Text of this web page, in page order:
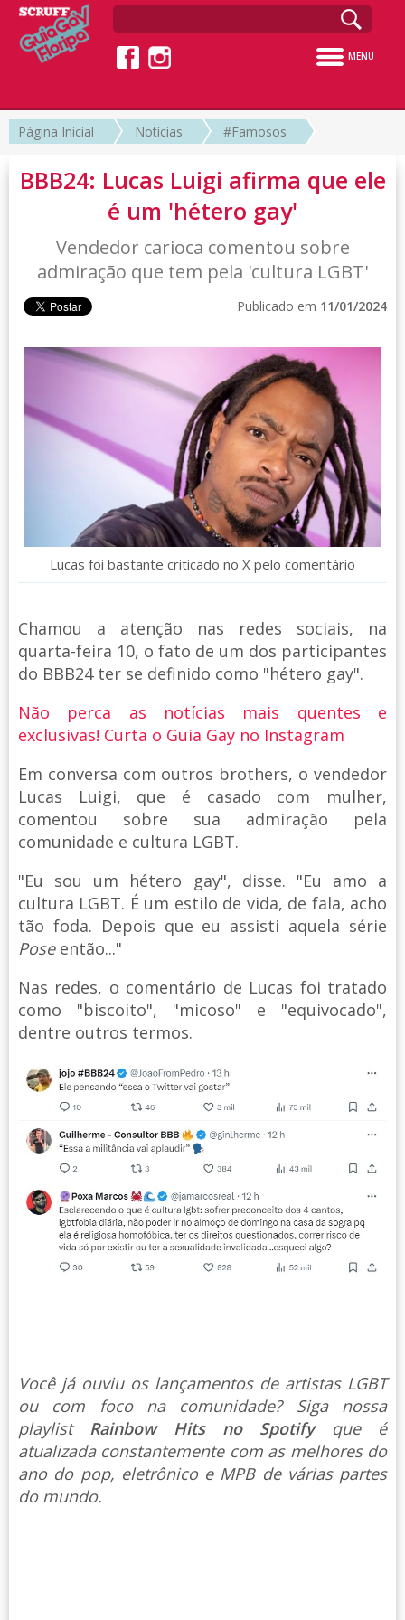
MENU
Página Inicial Notícias #Famosos
BBB24: Lucas Luigi afirma que ele
é um 'hétero gay'
Vendedor carioca comentou sobre
admiração que tem pela 'cultura LGBT'
Publicado em 11/01/2024
Lucas foi bastante criticado no X pelo comentário
Chamou a atenção nas redes sociais, na
quarta-feira 10, o fato de um dos participantes
do BBB24 ter se definido como "hétero gay".
Não perca as notícias mais quentes e
exclusivas! Curta o Guia Gay no Instagram
Em conversa com outros brothers, o vendedor
Lucas Luigi, que é casado com mulher,
comentou sobre sua admiração pela
comunidade e cultura LGBT.
"Eu sou um hétero gay", disse. "Eu amo a
cultura LGBT. É um estilo de vida, de fala, acho
tão foda. Depois que eu assisti aquela série
Poseentão..."
Nas redes, o comentário de Lucas foi tratado
como "biscoito", "micoso" e "equivocado",
dentre outros termos.
Você já ouviu os lançamentos de artistas LGBT
ou com foco na comunidade? Siga nossa
playlist Rainbow Hits no Spotify que é
atualizada constantemente com as melhores do
ano do pop, eletrônico e MPB de várias partes
do mundo.